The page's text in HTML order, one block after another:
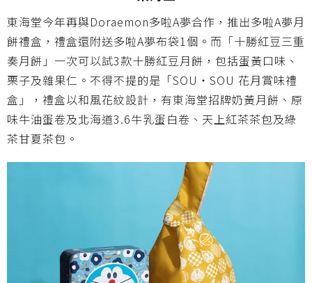
東海堂今年再與Doraemon多啦A夢合作，推出多啦A夢月
餅禮盒，禮盒還附送多啦A夢布袋1個。而「十勝紅豆三重
奏月餅」一次可以試3款十勝紅豆月餅，包括蛋黃口味、
栗子及雜果仁。不得不提的是「SOU‧SOU 花月賞味禮
盒」，禮盒以和風花紋設計，有東海堂招牌奶黃月餅、原
味牛油蛋卷及北海道3.6牛乳蛋白卷、天上紅茶茶包及綠
茶甘夏茶包。